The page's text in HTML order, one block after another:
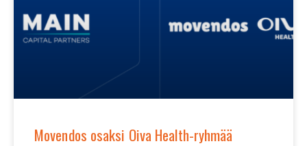
Movendos osaksi Oiva Health-ryhmää